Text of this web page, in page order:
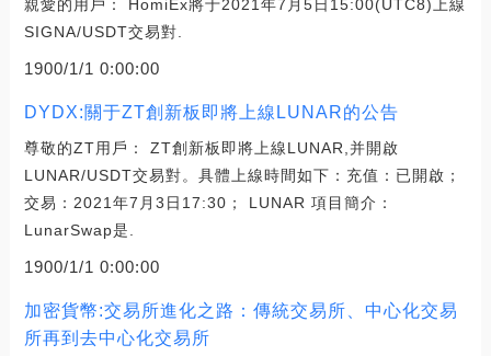
親愛的用戶： HomiEx將于2021年7月5日15:00(UTC8)上線
SIGNA/USDT交易對.
1900/1/1 0:00:00
DYDX:關于ZT創新板即將上線LUNAR的公告
尊敬的ZT用戶： ZT創新板即將上線LUNAR,并開啟
LUNAR/USDT交易對。具體上線時間如下：充值：已開啟；
交易：2021年7月3日17:30； LUNAR 項目簡介：
LunarSwap是.
1900/1/1 0:00:00
加密貨幣:交易所進化之路：傳統交易所、中心化交易
所再到去中心化交易所